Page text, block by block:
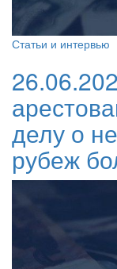
Статьи и интервью
делу о
рубеж